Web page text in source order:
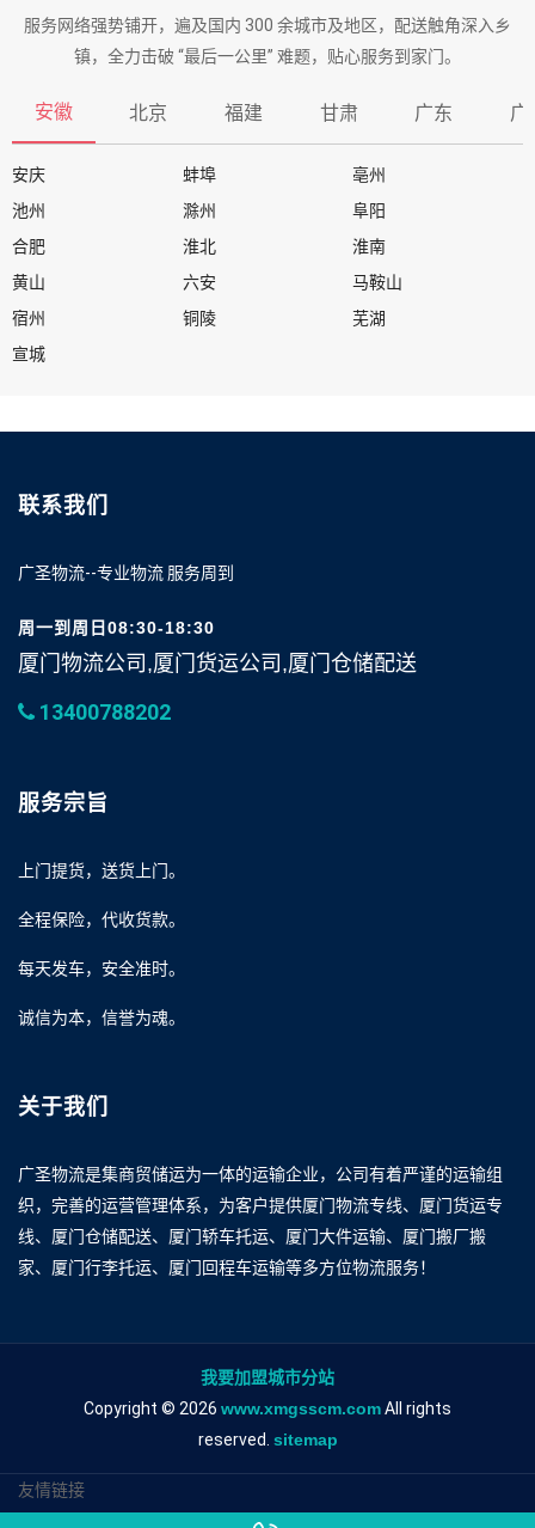
服务网络强势铺开，遍及国内 300 余城市及地区，配送触角深入乡
镇，全力击破 “最后一公里” 难题，贴心服务到家门。
安徽 北京 福建 甘肃 广东 广
安庆 蚌埠
亳州
池州
滁州
阜阳
合肥
淮北
淮南
黄山
六安
马鞍山
宿州
铜陵
芜湖
宣城
联系我们
广圣物流--专业物流 服务周到
周一到周日08:30-18:30
厦门物流公司,厦门货运公司,厦门仓储配送
13400788202
服务宗旨
上门提货，送货上门。
全程保险，代收货款。
每天发车，安全准时。
诚信为本，信誉为魂。
关于我们
广圣物流是集商贸储运为一体的运输企业，公司有着严谨的运输组
织，完善的运营管理体系，为客户提供厦门物流专线、厦门货运专
线、厦门仓储配送、厦门轿车托运、厦门大件运输、厦门搬厂搬
家、厦门行李托运、厦门回程车运输等多方位物流服务！
我要加盟城市分站
Copyright © 2026 www.xmgsscm.comAll rights
reserved. sitemap
友情链接
厦门到普洱物流公司